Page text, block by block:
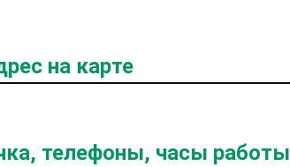
на карте
телефоны, часы работы